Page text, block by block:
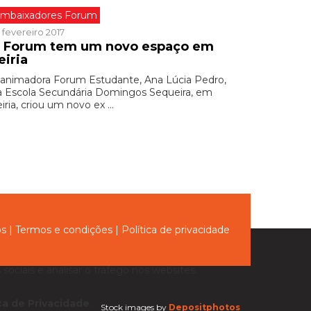
Forum
fevereiro 2017
Forum tem um novo espaço em
Forum Estudante, Ana Lúcia Pedro,
Escola Secundária Domingos Sequeira, em
criou um novo ex ...
| Termos e condições | Política de privacidade
Stock images by Depositphotos
e analisar o tráfego nos websites.